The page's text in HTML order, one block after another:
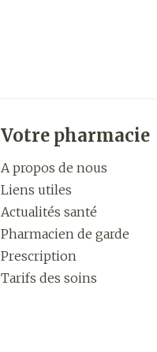
Votre pharmacie
A propos de nous
Liens utiles
Actualités santé
Pharmacien de garde
Prescription
Tarifs des soins